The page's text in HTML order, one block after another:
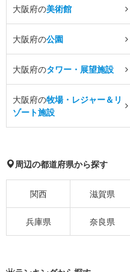
大阪府の美術館
大阪府の公園
大阪府のタワー・展望施設
大阪府の牧場・レジャー＆リ
ゾート施設
周辺の都道府県から探す
関西 滋賀県
兵庫県 奈良県